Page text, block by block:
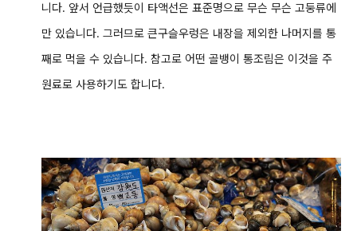
니다. 앞서 언급했듯이 타액선은 표준명으로 무슨 무슨 고둥류에
만 있습니다. 그러므로 큰구슬우렁은 내장을 제외한 나머지를 통
째로 먹을 수 있습니다. 참고로 어떤 골뱅이 통조림은 이것을 주
원료로 사용하기도 합니다.